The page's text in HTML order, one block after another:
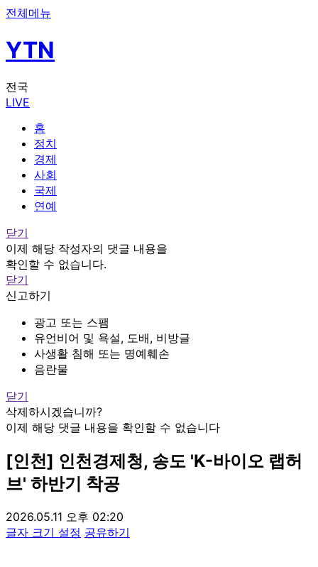
전체메뉴
YTN
전국
LIVE
홈
정치
경제
사회
국제
연예
닫기
이제 해당 작성자의 댓글 내용을
확인할 수 없습니다.
닫기
신고하기
광고 또는 스팸
유언비어 및 욕설, 도배, 비방글
사생활 침해 또는 명예훼손
음란물
닫기
삭제하시겠습니까?
이제 해당 댓글 내용을 확인할 수 없습니다
[인천] 인천경제청, 송도 'K-바이오 랩허
브' 하반기 착공
2026.05.11 오후 02:20
글자 크기 설정 공유하기